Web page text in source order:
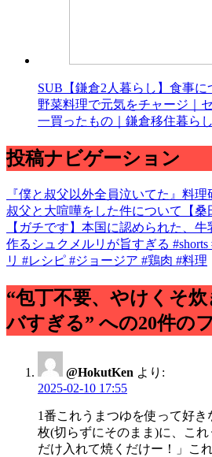
SUB【鎌倉2人暮らし】食事に
野菜料理で元気をチャージ｜
一買ったもの｜鎌倉移住暮らし
投稿ナビゲーション
『僕と叔父以外全員泣いてた』料
叔父と大喧嘩をした件について【桑
【ガチです】本国に認められた、
作るシュクメルリが旨すぎる
リ #レシピ #ジョージア #鶏肉 #料理
“包丁不要、やけくそ
バすぎる” への20件の
@HokutKen より:
2025-02-10 17:55
1番これうまつゆを使って好き
枚(切らずにそのまま)に、こ
だけ入れて焼くだけー！」こ